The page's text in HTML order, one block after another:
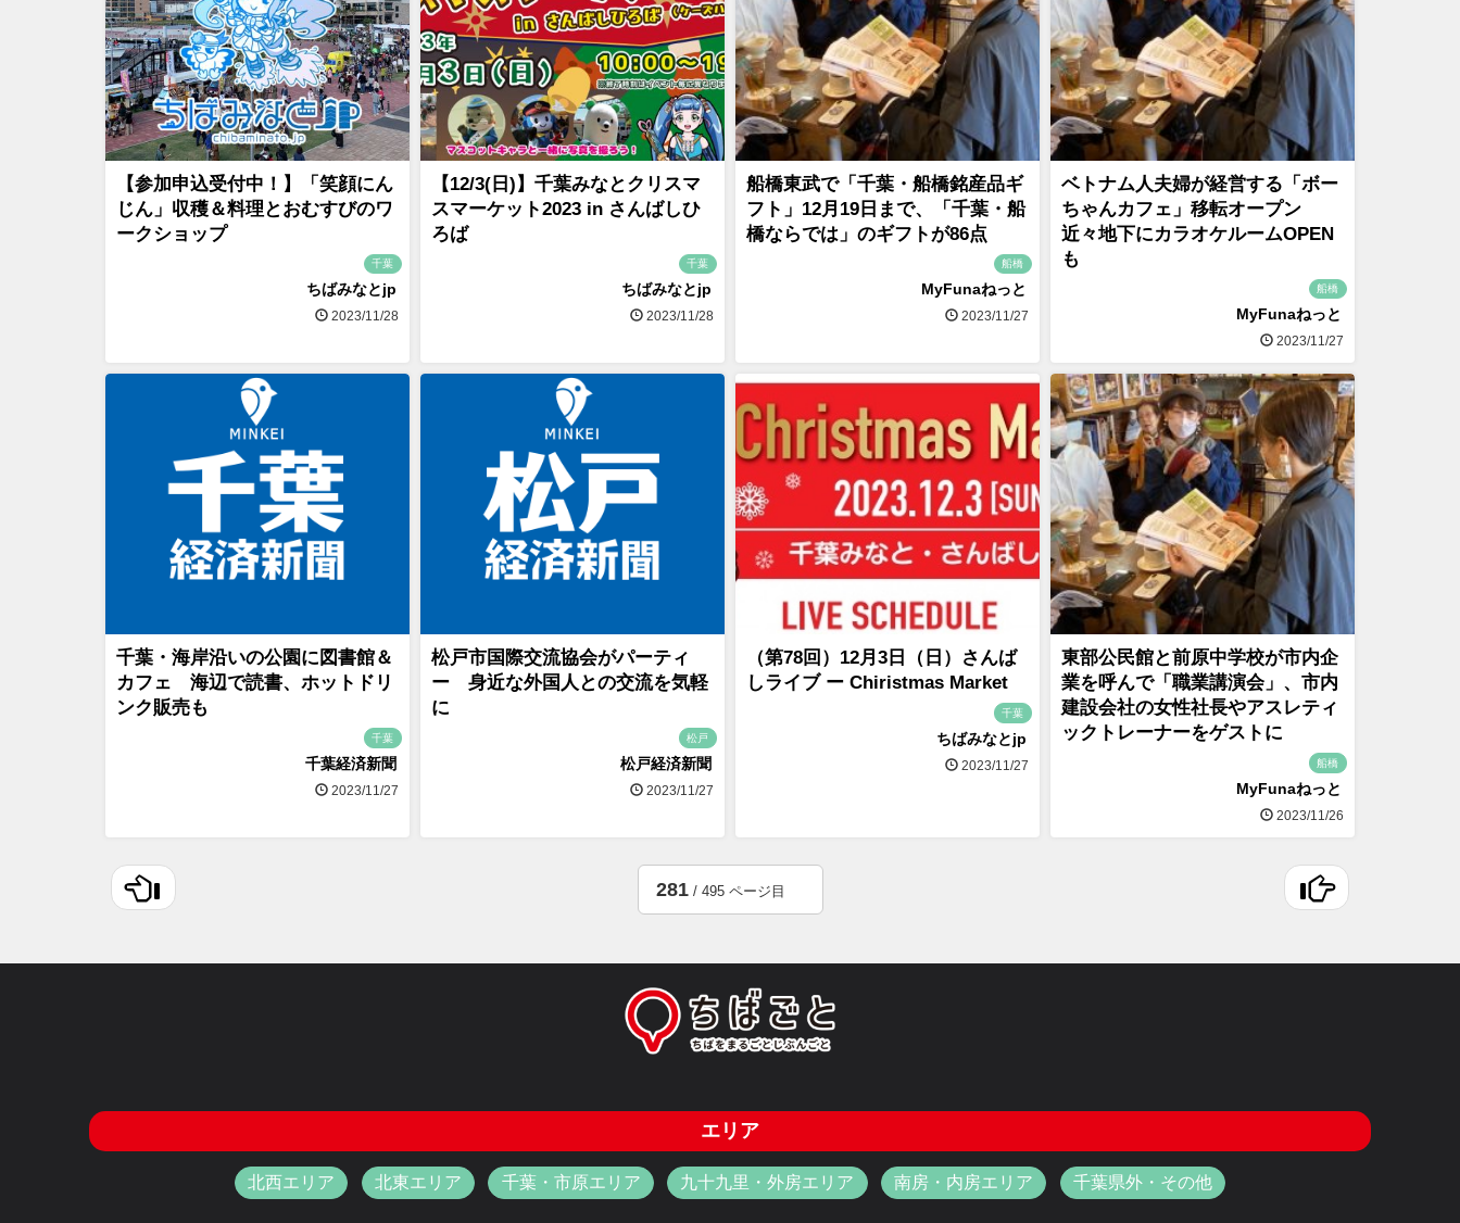
【参加申込受付中！】「笑顔にん
じん」収穫＆料理とおむすびのワ
ークショップ
千葉
ちばみなとjp
2023/11/28
【12/3(日)】千葉みなとクリスマ
スマーケット2023 in さんばしひ
ろば
千葉
ちばみなとjp
2023/11/28
船橋東武で「千葉・船橋銘産品ギ
フト」12月19日まで、「千葉・船
橋ならでは」のギフトが86点
船橋
MyFunaねっと
2023/11/27
ベトナム人夫婦が経営する「ボー
ちゃんカフェ」移転オープン
近々地下にカラオケルームOPEN
も
船橋
MyFunaねっと
2023/11/27
千葉・海岸沿いの公園に図書館＆
カフェ 海辺で読書、ホットドリ
ンク販売も
千葉
千葉経済新聞
2023/11/27
松戸市国際交流協会がパーティ
ー 身近な外国人との交流を気軽
に
松戸
松戸経済新聞
2023/11/27
（第78回）12月3日（日）さんば
しライブ ー Chiristmas Market
千葉
ちばみなとjp
2023/11/27
東部公民館と前原中学校が市内企
業を呼んで「職業講演会」、市内
建設会社の女性社長やアスレティ
ックトレーナーをゲストに
船橋
MyFunaねっと
2023/11/26
281/ 495 ページ目
エリア
北西エリア 北東エリア 千葉・市原エリア 九十九里・外房エリア 南房・内房エリア 千葉県外・その他